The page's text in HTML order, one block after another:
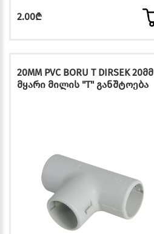
2.00₾
20MM PVC BORU T DIRSEK 20მმ
მყარი მილის "T" განშტოება